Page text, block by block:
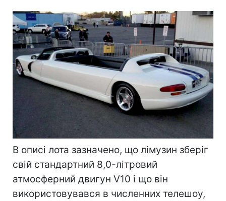
В описі лота зазначено, що лімузин зберіг
свій стандартний 8,0-літровий
атмосферний двигун V10 і що він
використовувався в численних телешоу,